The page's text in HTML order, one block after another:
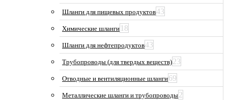
Шланги для пищевых продуктов43
Химические шланги 18
Шланги для нефтепродуктов43
Трубопроводы (для твердых веществ)23
Отводные и вентиляционные шланги69
Металлические шланги и трубопроводы2